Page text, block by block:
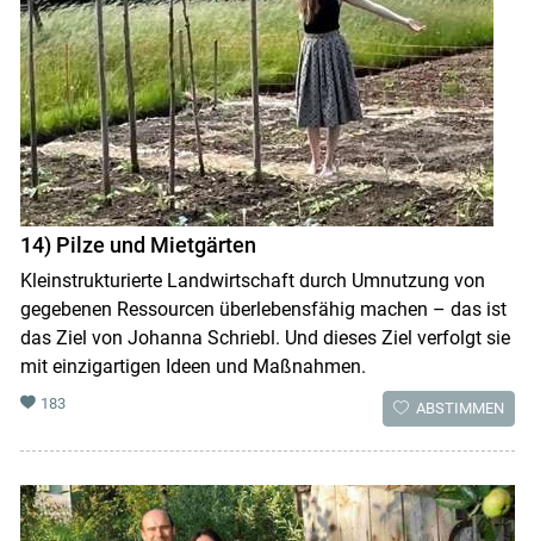
14) Pilze und Mietgärten
Kleinstrukturierte Landwirtschaft durch Umnutzung von
gegebenen Ressourcen überlebensfähig machen – das ist
das Ziel von Johanna Schriebl. Und dieses Ziel verfolgt sie
mit einzigartigen Ideen und Maßnahmen.
183 ABSTIMMEN